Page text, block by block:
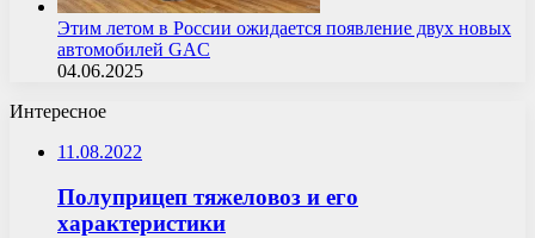
Этим летом в России ожидается появление двух новых
автомобилей GAC
04.06.2025
Интересное
11.08.2022
Полуприцеп тяжеловоз и его
характеристики